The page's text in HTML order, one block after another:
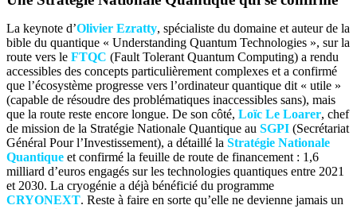
La keynote d’Olivier Ezratty, spécialiste du domaine et auteur de la
bible du quantique « Understanding Quantum Technologies », sur la
route vers le FTQC (Fault Tolerant Quantum Computing) a rendu
accessibles des concepts particulièrement complexes et a confirmé
que l’écosystème progresse vers l’ordinateur quantique dit « utile »
(capable de résoudre des problématiques inaccessibles sans), mais
que la route reste encore longue. De son côté, Loïc Le Loarer, chef
de mission de la Stratégie Nationale Quantique au SGPI (Secrétariat
Général Pour l’Investissement), a détaillé la Stratégie Nationale
Quantique et confirmé la feuille de route de financement : 1,6
milliard d’euros engagés sur les technologies quantiques entre 2021
et 2030. La cryogénie a déjà bénéficié du programme
CRYONEXT. Reste à faire en sorte qu’elle ne devienne jamais un